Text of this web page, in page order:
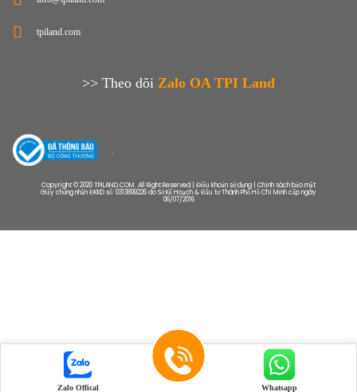
tpiland.com
>> Theo dõi Zalo OA TPI Land
Copyright © 2020 TPILAND.COM. All Right Reserved | Điều khoản sử dụng | Chính sách bảo mật
Giấy chứng nhận ĐKKD số: 0313899226 do Sở Kế Hoạch & Đầu tư Thành Phố Hồ Chí Minh cấp ngày
06/07/2016
Zalo Offical Whatsapp